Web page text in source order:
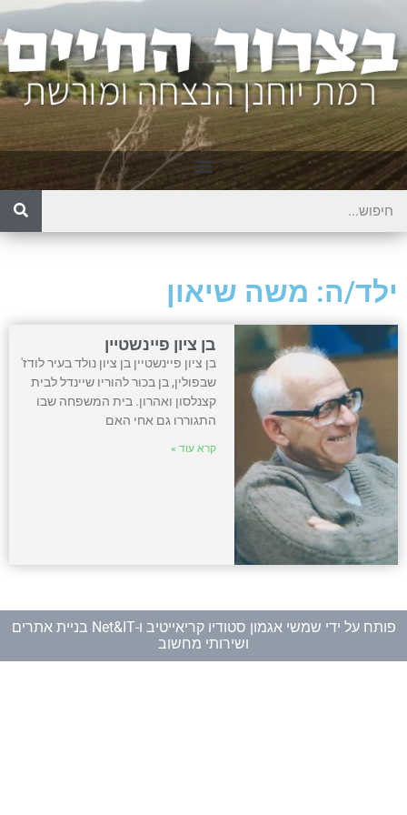
ילד/ה: משה שיאון
בן ציון פיינשטיין
בן ציון פיינשטיין בן ציון נולד בעיר לודז'
שבפולין, בן בכור להוריו שיינדל לבית
קצנלסון ואהרון. בית המשפחה שבו
התגוררו גם אחי האם
קרא עוד »
פותח על ידי שמשי אגמון סטודיו קריאייטיב ו-
Net&IT בניית אתרים
ושירותי מחשוב